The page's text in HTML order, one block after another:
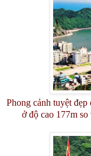
Phong cảnh tuyệt
ở độ cao 177m